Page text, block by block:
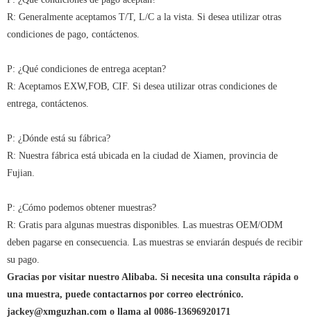
R: Generalmente aceptamos T/T, L/C a la vista. Si desea utilizar otras
condiciones de pago, contáctenos.
P: ¿Qué condiciones de entrega aceptan?
R: Aceptamos EXW,FOB, CIF. Si desea utilizar otras condiciones de
entrega, contáctenos.
P: ¿Dónde está su fábrica?
R: Nuestra fábrica está ubicada en la ciudad de Xiamen, provincia de
Fujian.
P: ¿Cómo podemos obtener muestras?
R: Gratis para algunas muestras disponibles. Las muestras OEM/ODM
deben pagarse en consecuencia. Las muestras se enviarán después de recibir
su pago.
Gracias por visitar nuestro Alibaba. Si necesita una consulta rápida o
una muestra, puede contactarnos por correo electrónico.
jackey@xmguzhan.com o llama al 0086-13696920171